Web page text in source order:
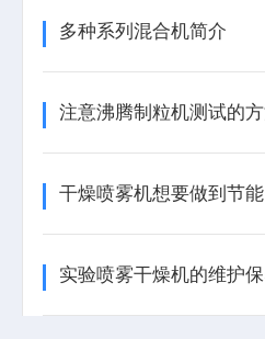
多种系列混合机简介